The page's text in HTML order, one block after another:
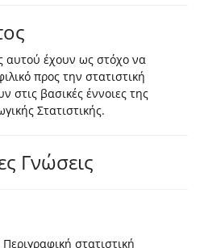
αυτού έχουν ως στόχο να
προς την στατιστική
στις βασικές έννοιες της
Στατιστικής.
Γνώσεις
στατιστική